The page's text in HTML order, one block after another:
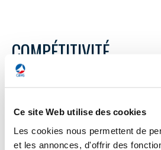
Ce site Web utilise des cookies
Les cookies nous permettent de
et les annonces, d'offrir des
COMPÉTITIVITÉ
La France et l’Allemagne
les aides d’Etat à l’industrie